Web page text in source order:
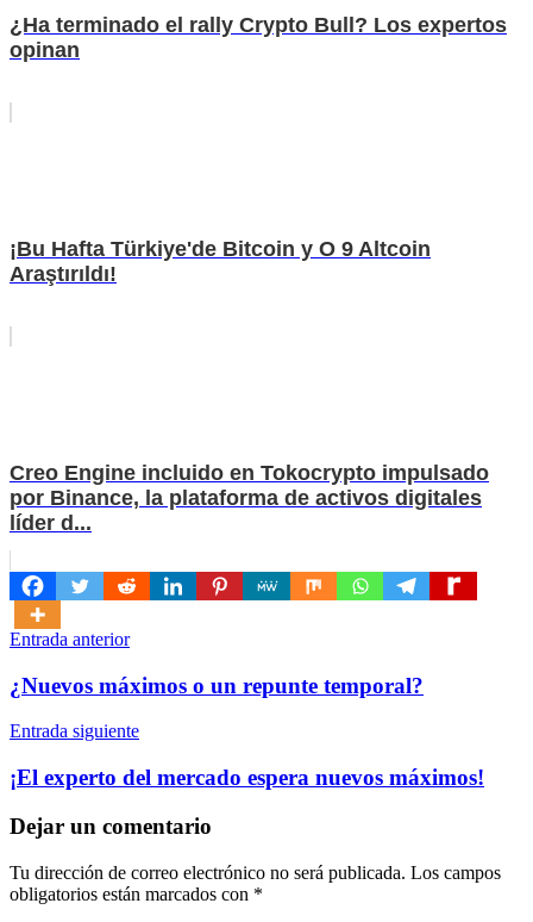
¿Ha terminado el rally Crypto Bull? Los expertos
opinan
¡Bu Hafta Türkiye'de Bitcoin y O 9 Altcoin
Araştırıldı!
Creo Engine incluido en Tokocrypto impulsado
por Binance, la plataforma de activos digitales
líder d...
Navegación
de
entradas
Entrada anterior
¿Nuevos máximos o un repunte temporal?
Entrada siguiente
¡El experto del mercado espera nuevos máximos!
Dejar un comentario
Tu dirección de correo electrónico no será publicada. Los campos
obligatorios están marcados con *